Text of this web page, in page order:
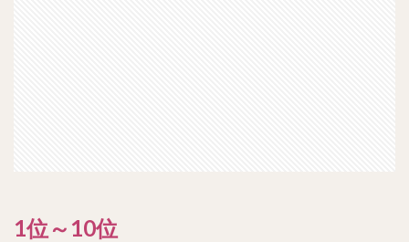
1位～10位